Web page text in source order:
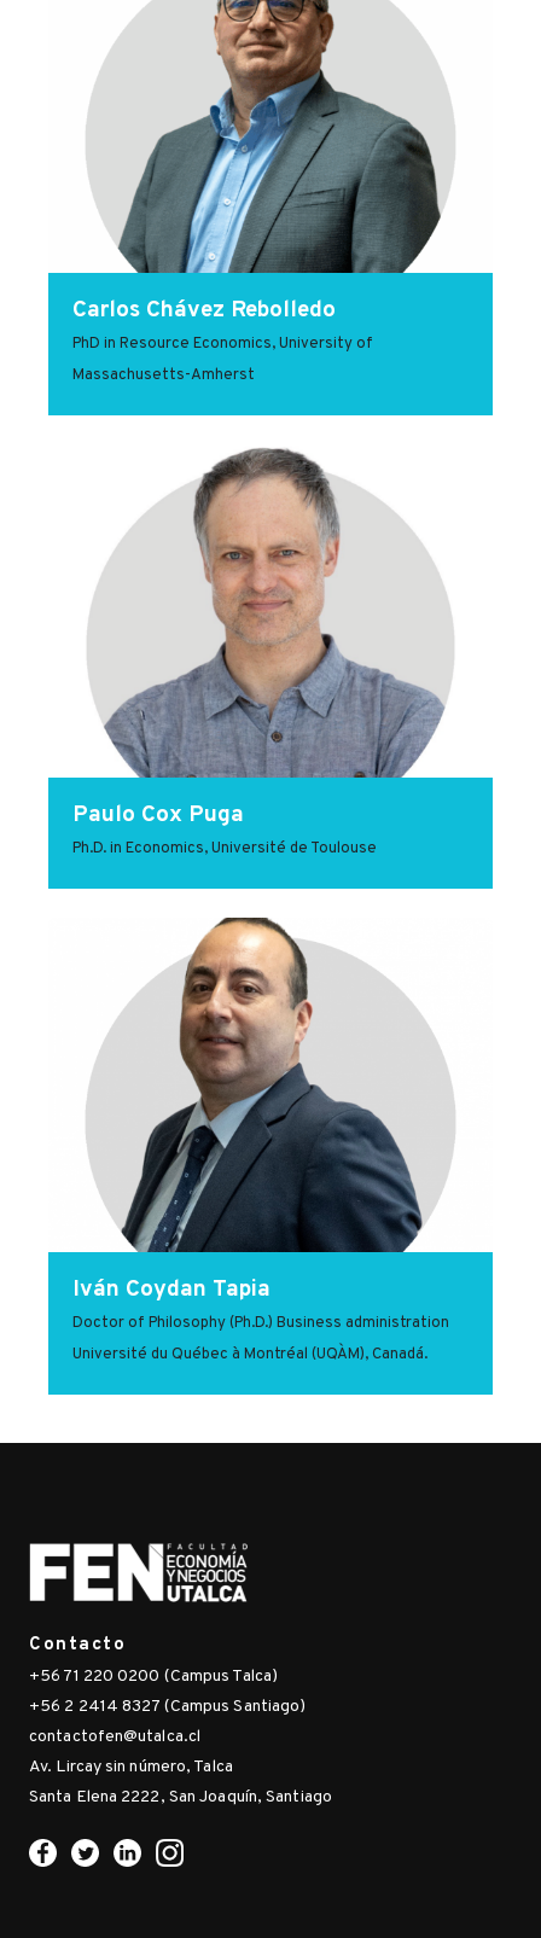
Carlos Chávez Rebolledo
PhD in Resource Economics, University of
Massachusetts-Amherst
Paulo Cox Puga
Ph.D. in Economics, Université de Toulouse
Iván Coydan Tapia
Doctor of Philosophy (Ph.D.) Business administration
Université du Québec à Montréal (UQÀM), Canadá.
Contacto
+56 71 220 0200 (Campus Talca)
+56 2 2414 8327 (Campus Santiago)
contactofen@utalca.cl
Av. Lircay sin número, Talca
Santa Elena 2222, San Joaquín, Santiago